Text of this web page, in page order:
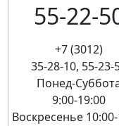
55-22-
+7 (3012)
35-28-10, 55-23-
Понед-
9:00-19:00
Воскресенье